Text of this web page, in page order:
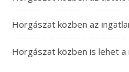
Horgászat közben az
Horgászat közben is lehet